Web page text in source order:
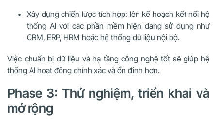
Xây dựng chiến lược tích hợp: lên kế hoạch kết nối hệ
thống AI với các phần mềm hiện đang sử dụng như
CRM, ERP, HRM hoặc hệ thống dữ liệu nội bộ.
Việc chuẩn bị dữ liệu và hạ tầng công nghệ tốt sẽ giúp hệ
thống AI hoạt động chính xác và ổn định hơn.
Phase 3: Thử nghiệm, triển khai và
mở rộng